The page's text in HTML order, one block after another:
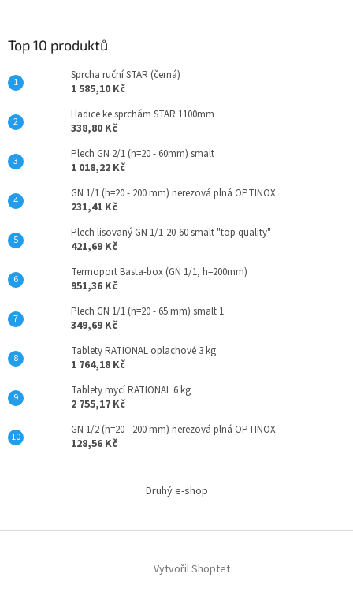
í
p
v
v
i
u
Top 10 produktů
Sprcha ruční STAR (černá)
1 585,10 Kč
Hadice ke sprchám STAR 1100mm
338,80 Kč
Plech GN 2/1 (h=20 - 60mm) smalt
1 018,22 Kč
GN 1/1 (h=20 - 200 mm) nerezová plná OPTINOX
231,41 Kč
Plech lisovaný GN 1/1-20-60 smalt "top quality"
421,69 Kč
Termoport Basta-box (GN 1/1, h=200mm)
951,36 Kč
Plech GN 1/1 (h=20 - 65 mm) smalt 1
349,69 Kč
Tablety RATIONAL oplachové 3 kg
1 764,18 Kč
Tablety mycí RATIONAL 6 kg
2 755,17 Kč
GN 1/2 (h=20 - 200 mm) nerezová plná OPTINOX
128,56 Kč
Druhý e-shop
Vytvořil Shoptet